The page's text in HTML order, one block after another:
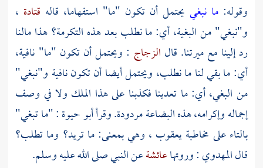
وقوله:ما نبغي يحتمل أن تكون "ما" استفهاما، قاله قتادة ،
و"نبغي" من البغية، أي: ما نطلب بعد هذه التكرمة؟ هذا مالنا
رد إلينا مع ميرتنا. قال الزجاج : ويحتمل أن تكون "ما" نافية،
أي: ما بقي لنا ما نطلب، ويحتمل أيضا أن تكون نافية و"نبغي"
من البغي، أي: ما تعدينا فكذبنا على هذا الملك ولا في وصف
إجماله وإكرامه، هذه البضاعة مردودة. وقرأأبو حيوة: "ما تبغي"
بالتاء على مخاطبةيعقوب ، وهي بمعنى: ما تريد؟ وما تطلب؟
قالالمهدوي: وروتهاعائشةعن النبي صلى الله عليه وسلم.